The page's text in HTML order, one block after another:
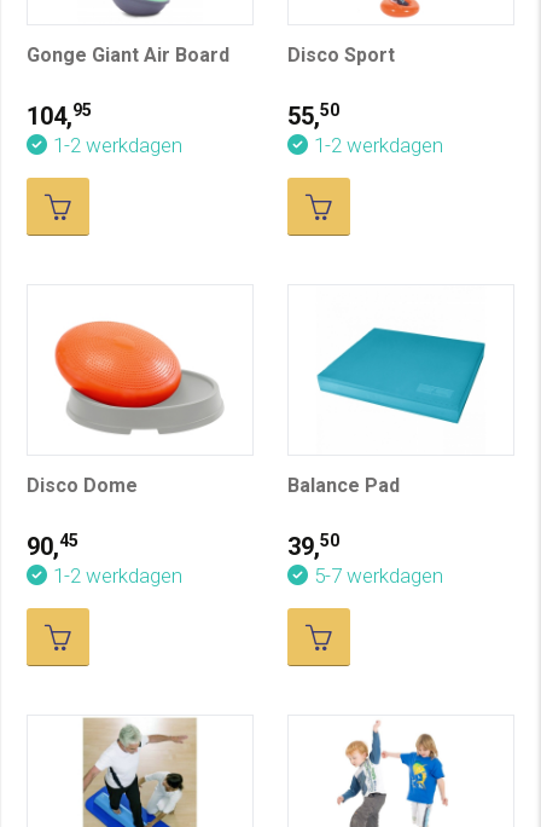
Gonge Giant Air Board
104,95
1-2 werkdagen
Disco Sport
55,50
1-2 werkdagen
Disco Dome
90,45
1-2 werkdagen
Balance Pad
39,50
5-7 werkdagen